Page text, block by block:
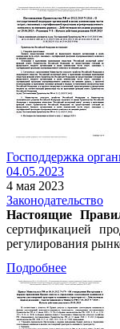
Господдержка
04.05.2023
4 мая 2023
Законодательство
Настоящие
сертификацией
регулирования
Подробнее